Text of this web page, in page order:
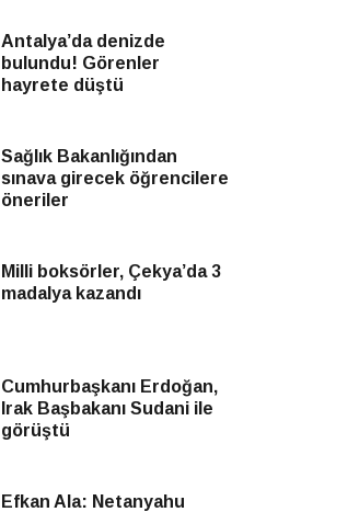
Antalya’da denizde
bulundu! Görenler
hayrete düştü
Sağlık Bakanlığından
sınava girecek öğrencilere
öneriler
Milli boksörler, Çekya’da 3
madalya kazandı
Cumhurbaşkanı Erdoğan,
Irak Başbakanı Sudani ile
görüştü
Efkan Ala: Netanyahu